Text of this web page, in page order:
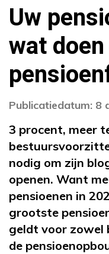
Uw
wat
Publicatiedatum: 8
3 procent, meer
nodig om zijn
openen. Want
pensioenen in
grootste
geldt voor zowel
de